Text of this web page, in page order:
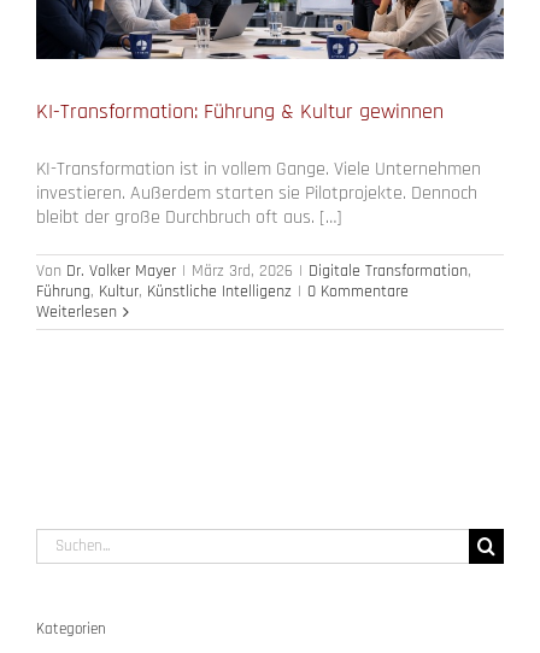
KI-Transformation: Führung & Kultur gewinnen
KI-Transformation ist in vollem Gange. Viele Unternehmen
investieren. Außerdem starten sie Pilotprojekte. Dennoch
bleibt der große Durchbruch oft aus. […]
Von Dr. Volker Mayer | März 3rd, 2026 | Digitale Transformation,
Führung, Kultur, Künstliche Intelligenz | 0 Kommentare
Weiterlesen
Suche
nach:
Kategorien